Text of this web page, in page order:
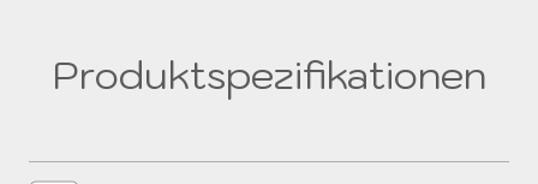
Produktspezifikationen